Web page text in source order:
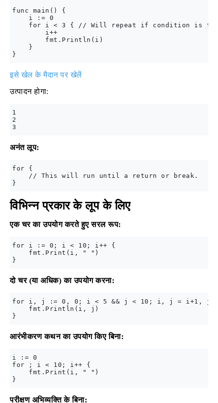
func main() {
    i := 0
for i < 3 { // Will repeat if condition is
        i++
        fmt.Println(i)
    }
इसे खेल के मैदान पर खेलें
उत्पादन होगा:
1
2
अनंत लूप:
for {
    // This will run until a return or break.
विभिन्न प्रकार के लूप के लिए
एक चर का उपयोग करते हुए सरल रूप:
for i := 0; i < 10; i++ {
    fmt.Print(i, " ")
दो चर (या अधिक) का उपयोग करना:
for i, j := 0, 0; i < 5 && j < 10; i, j = i+1,
    fmt.Println(i, j)
आरंभीकरण कथन का उपयोग किए बिना:
i := 0
for ; i < 10; i++ {
    fmt.Print(i, " ")
परीक्षण अभिव्यक्ति के बिना: